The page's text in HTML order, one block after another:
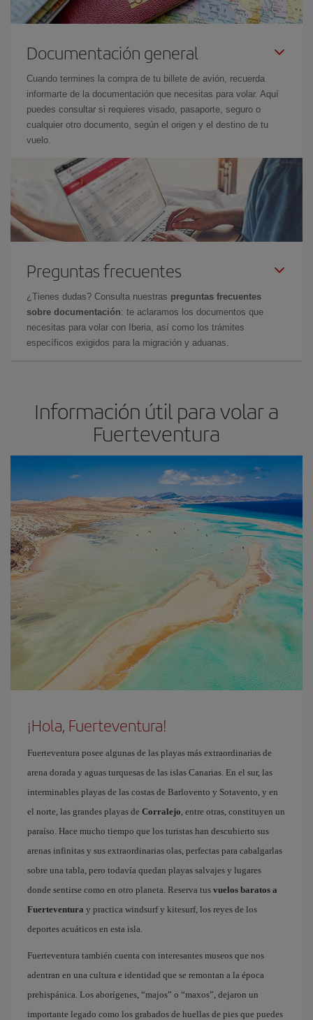
Documentación general
Cuando termines la compra de tu billete de avión, recuerda
informarte de la documentación que necesitas para volar. Aquí
puedes consultar si requieres visado, pasaporte, seguro o
cualquier otro documento, según el origen y el destino de tu
vuelo.
Preguntas frecuentes
¿Tienes dudas? Consulta nuestras preguntas frecuentes
sobre documentación: te aclaramos los documentos que
necesitas para volar con Iberia, así como los trámites
específicos exigidos para la migración y aduanas.
Información útil para volar a
Fuerteventura
¡Hola, Fuerteventura!
Fuerteventura posee algunas de las playas más extraordinarias de
arena dorada y aguas turquesas de las islas Canarias. En el sur, las
interminables playas de las costas de Barlovento y Sotavento, y en
el norte, las grandes playas de Corralejo, entre otras, constituyen un
paraíso. Hace mucho tiempo que los turistas han descubierto sus
arenas infinitas y sus extraordinarias olas, perfectas para cabalgarlas
sobre una tabla, pero todavía quedan playas salvajes y lugares
donde sentirse como en otro planeta. Reserva tus vuelos baratos a
Fuerteventura y practica windsurf y kitesurf, los reyes de los
deportes acuáticos en esta isla.
Fuerteventura también cuenta con interesantes museos que nos
adentran en una cultura e identidad que se remontan a la época
prehispánica. Los aborígenes, “majos” o “maxos”, dejaron un
importante legado como los grabados de huellas de pies que puedes